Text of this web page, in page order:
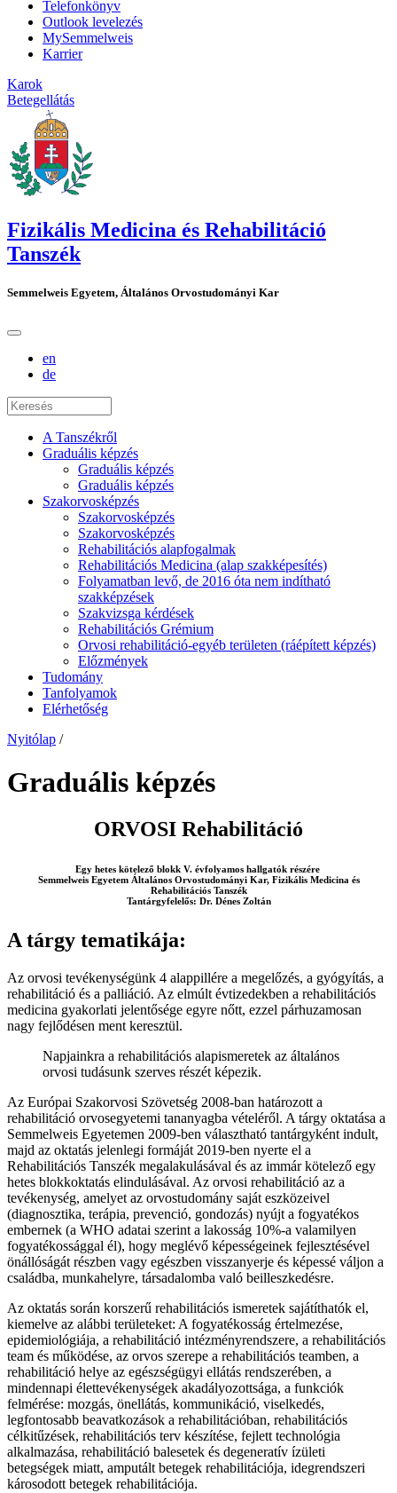
Telefonkönyv
Outlook levelezés
MySemmelweis
Karrier
Karok
Betegellátás
Fizikális Medicina és Rehabilitáció
Tanszék
Semmelweis Egyetem, Általános Orvostudományi Kar
en
de
A Tanszékről
Graduális képzés
Graduális képzés
Graduális képzés
Szakorvosképzés
Szakorvosképzés
Szakorvosképzés
Rehabilitációs alapfogalmak
Rehabilitációs Medicina (alap szakképesítés)
Folyamatban levő, de 2016 óta nem indítható
szakképzések
Szakvizsga kérdések
Rehabilitációs Grémium
Orvosi rehabilitáció-egyéb területen (ráépített képzés)
Előzmények
Tudomány
Tanfolyamok
Elérhetőség
Nyitólap /
Graduális képzés
ORVOSI Rehabilitáció
Egy hetes kötelező blokk V. évfolyamos hallgatók részére
Semmelweis Egyetem Általános Orvostudományi Kar, Fizikális Medicina és
Rehabilitációs Tanszék
Tantárgyfelelős: Dr. Dénes Zoltán
A tárgy tematikája:
Az orvosi tevékenységünk 4 alappillére a megelőzés, a gyógyítás, a
rehabilitáció és a palliáció. Az elmúlt évtizedekben a rehabilitációs
medicina gyakorlati jelentősége egyre nőtt, ezzel párhuzamosan
nagy fejlődésen ment keresztül.
Napjainkra a rehabilitációs alapismeretek az általános
orvosi tudásunk szerves részét képezik.
Az Európai Szakorvosi Szövetség 2008-ban határozott a
rehabilitáció orvosegyetemi tananyagba vételéről. A tárgy oktatása a
Semmelweis Egyetemen 2009-ben választható tantárgyként indult,
majd az oktatás jelenlegi formáját 2019-ben nyerte el a
Rehabilitációs Tanszék megalakulásával és az immár kötelező egy
hetes blokkoktatás elindulásával. Az orvosi rehabilitáció az a
tevékenység, amelyet az orvostudomány saját eszközeivel
(diagnosztika, terápia, prevenció, gondozás) nyújt a fogyatékos
embernek (a WHO adatai szerint a lakosság 10%-a valamilyen
fogyatékossággal él), hogy meglévő képességeinek fejlesztésével
önállóságát részben vagy egészben visszanyerje és képessé váljon a
családba, munkahelyre, társadalomba való beilleszkedésre.
Az oktatás során korszerű rehabilitációs ismeretek sajátíthatók el,
kiemelve az alábbi területeket: A fogyatékosság értelmezése,
epidemiológiája, a rehabilitáció intézményrendszere, a rehabilitációs
team és működése, az orvos szerepe a rehabilitációs teamben, a
rehabilitáció helye az egészségügyi ellátás rendszerében, a
mindennapi élettevékenységek akadályozottsága, a funkciók
felmérése: mozgás, önellátás, kommunikáció, viselkedés,
legfontosabb beavatkozások a rehabilitációban, rehabilitációs
célkitűzések, rehabilitációs terv készítése, fejlett technológia
alkalmazása, rehabilitáció balesetek és degeneratív ízületi
betegségek miatt, amputált betegek rehabilitációja, idegrendszeri
károsodott betegek rehabilitációja.